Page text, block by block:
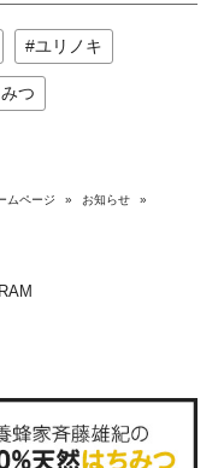
ユリノキ
つ
ムページ » お知らせ
»